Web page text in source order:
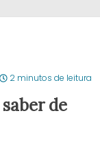
2 minutos de leitura
de